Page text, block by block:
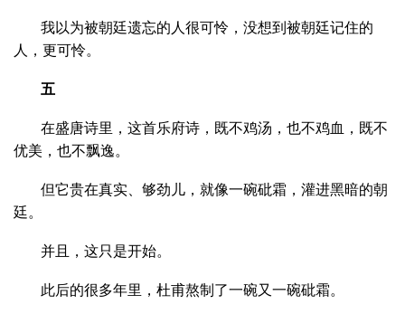
我以为被朝廷遗忘的人很可怜，没想到被朝廷记住的
人，更可怜。
五
在盛唐诗里，这首乐府诗，既不鸡汤，也不鸡血，既不
优美，也不飘逸。
但它贵在真实、够劲儿，就像一碗砒霜，灌进黑暗的朝
廷。
并且，这只是开始。
此后的很多年里，杜甫熬制了一碗又一碗砒霜。